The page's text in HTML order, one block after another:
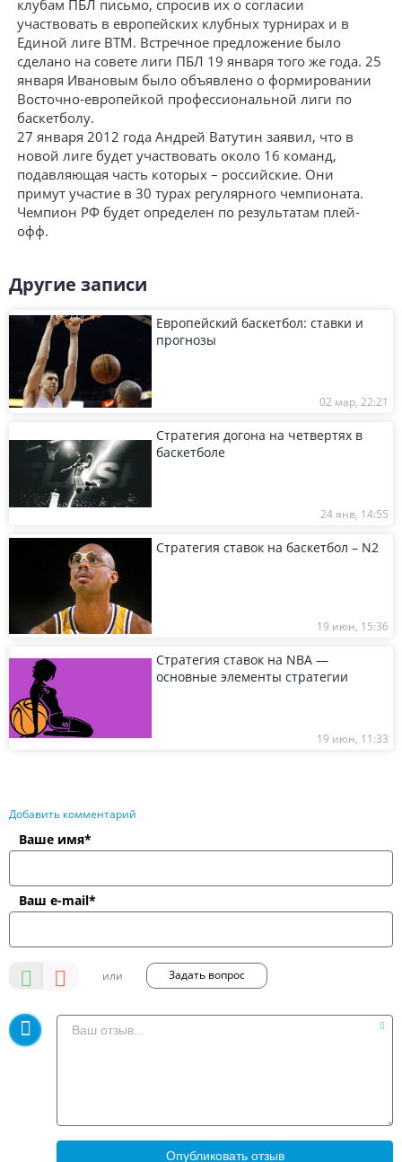
клубам ПБЛ письмо, спросив их о согласии
участвовать в европейских клубных турнирах и в
Единой лиге ВТМ. Встречное предложение было
сделано на совете лиги ПБЛ 19 января того же года. 25
января Ивановым было объявлено о формировании
Восточно-европейкой профессиональной лиги по
баскетболу.
27 января 2012 года Андрей Ватутин заявил, что в
новой лиге будет участвовать около 16 команд,
подавляющая часть которых – российские. Они
примут участие в 30 турах регулярного чемпионата.
Чемпион РФ будет определен по результатам плей-
офф.
Другие записи
Европейский баскетбол: ставки и
прогнозы
02 мар, 22:21
Стратегия догона на четвертях в
баскетболе
24 янв, 14:55
Стратегия ставок на баскетбол – N2
19 июн, 15:36
Стратегия ставок на NBA —
основные элементы стратегии
19 июн, 11:33
Добавить комментарий
Ваше имя*
Ваш e-mail*
Задать вопрос